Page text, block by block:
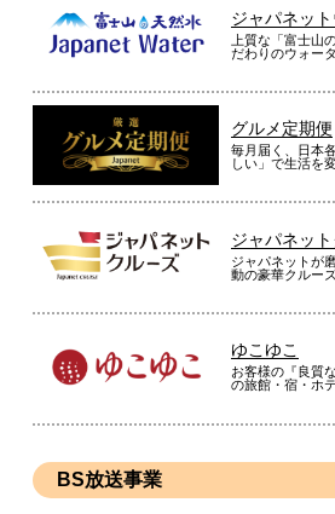
ジャパネッ
上質な「富士山
だわりのウォー
グルメ定期便
毎月届く、日本
しい」で生活を
ジャパネッ
ジャパネットが
動の豪華クルー
ゆこゆこ
お客様の『良質
の旅館・宿・ホ
BS放送事業